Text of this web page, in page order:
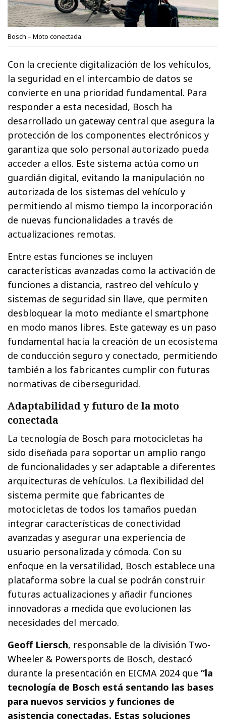
Bosch – Moto conectada
Con la creciente digitalización de los vehículos,
la seguridad en el intercambio de datos se
convierte en una prioridad fundamental. Para
responder a esta necesidad, Bosch ha
desarrollado un gateway central que asegura la
protección de los componentes electrónicos y
garantiza que solo personal autorizado pueda
acceder a ellos. Este sistema actúa como un
guardián digital, evitando la manipulación no
autorizada de los sistemas del vehículo y
permitiendo al mismo tiempo la incorporación
de nuevas funcionalidades a través de
actualizaciones remotas.
Entre estas funciones se incluyen
características avanzadas como la activación de
funciones a distancia, rastreo del vehículo y
sistemas de seguridad sin llave, que permiten
desbloquear la moto mediante el smartphone
en modo manos libres. Este gateway es un paso
fundamental hacia la creación de un ecosistema
de conducción seguro y conectado, permitiendo
también a los fabricantes cumplir con futuras
normativas de ciberseguridad.
Adaptabilidad y futuro de la moto
conectada
La tecnología de Bosch para motocicletas ha
sido diseñada para soportar un amplio rango
de funcionalidades y ser adaptable a diferentes
arquitecturas de vehículos. La flexibilidad del
sistema permite que fabricantes de
motocicletas de todos los tamaños puedan
integrar características de conectividad
avanzadas y asegurar una experiencia de
usuario personalizada y cómoda. Con su
enfoque en la versatilidad, Bosch establece una
plataforma sobre la cual se podrán construir
futuras actualizaciones y añadir funciones
innovadoras a medida que evolucionen las
necesidades del mercado.
Geoff Liersch, responsable de la división Two-
Wheeler & Powersports de Bosch, destacó
durante la presentación en EICMA 2024 que“la
tecnología de Bosch está sentando las bases
para nuevos servicios y funciones de
asistencia conectadas. Estas soluciones